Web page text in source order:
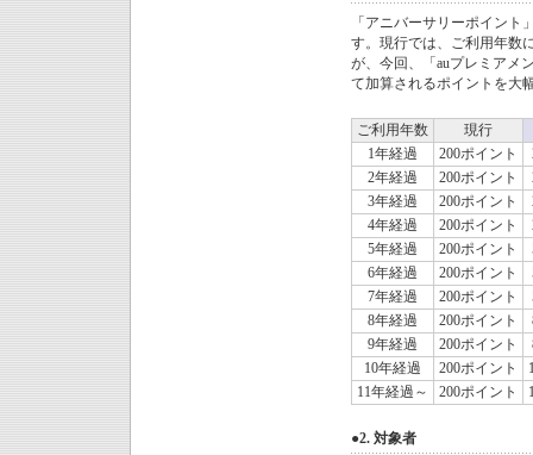
「アニバーサリーポイント
す。現行では、ご利用年数
が、今回、「auプレミアメ
て加算されるポイントを大
ご利用年数
現行
1年経過
200ポイント
2年経過
200ポイント
3年経過
200ポイント
4年経過
200ポイント
5年経過
200ポイント
6年経過
200ポイント
7年経過
200ポイント
8年経過
200ポイント
9年経過
200ポイント
10年経過
200ポイント
11年経過～
200ポイント
●2. 対象者